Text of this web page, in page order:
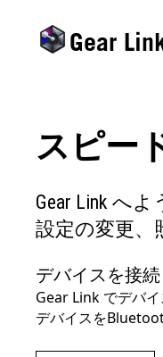
Gear
スピー
Gear Link へ
設定の変更
デバイスを接
Gear Link でデバ
デバイスを